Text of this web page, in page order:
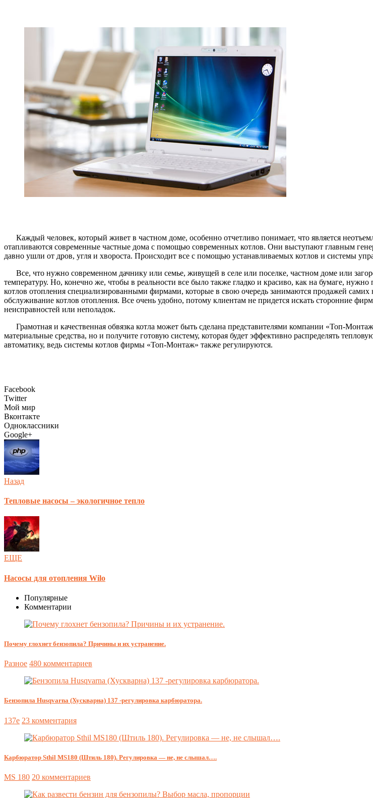
Каждый человек, который живет в частном доме, особенно отчетливо понимает, что является
отапливаются современные частные дома с помощью современных котлов. Они выступают главным
давно ушли от дров, угля и хвороста. Происходит все с помощью устанавливаемых котлов и системы
Все, что нужно современном дачнику или семье, живущей в селе или поселке, частном доме или
температуру. Но, конечно же, чтобы в реальности все было также гладко и красиво, как на бумаге,
котлов отопления специализированными фирмами, которые в свою очередь занимаются продажей самих
обслуживание котлов отопления. Все очень удобно, потому клиентам не придется искать сторонние
неисправностей или неполадок.
Грамотная и качественная обвязка котла может быть сделана представителями компании «Топ-
материальные средства, но и получите готовую систему, которая будет эффективно распределять
автоматику, ведь системы котлов фирмы «Топ-Монтаж» также регулируются.
Facebook
Twitter
Мой мир
Вконтакте
Одноклассники
Google+
Назад
Тепловые насосы – экологичное тепло
ЕЩЕ
Насосы для отопления Wilo
Популярные
Комментарии
Почему глохнет бензопила? Причины и их устранение.
Разное 480 комментариев
Бензопила Husqvarna (Хускварна) 137 -регулировка карбюратора.
137e 23 комментария
Карбюратор Sthil MS180 (Штиль 180). Регулировка — не, не слышал….
MS 180 20 комментариев